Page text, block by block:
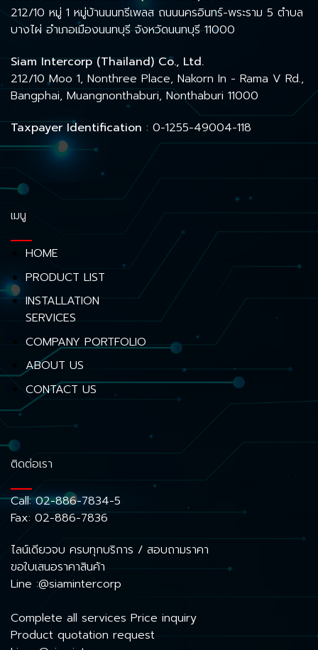
212/10 หมู่ 1 หมู่บ้านนนทรีเพลส ถนนนครอินทร์-พระราม 5 ตำบล
บางไผ่ อำเภอเมืองนนทบุรี จังหวัดนนทบุรี 11000
Siam Intercorp (Thailand) Co., Ltd.
212/10 Moo 1, Nonthree Place, Nakorn In - Rama V Rd.,
Bangphai, Muangnonthaburi, Nonthaburi 11000
Taxpayer Identification : 0-1255-49004-118
เมนู
HOME
PRODUCT LIST
INSTALLATION
SERVICES
COMPANY PORTFOLIO
ABOUT US
CONTACT US
ติดต่อเรา
Call:02-886-7834-5
Fax: 02-886-7836
ไลน์เดียวจบ ครบทุกบริการ / สอบถามราคา
ขอใบเสนอราคาสินค้า
Line :@siamintercorp
Complete all services Price inquiry
Product quotation request